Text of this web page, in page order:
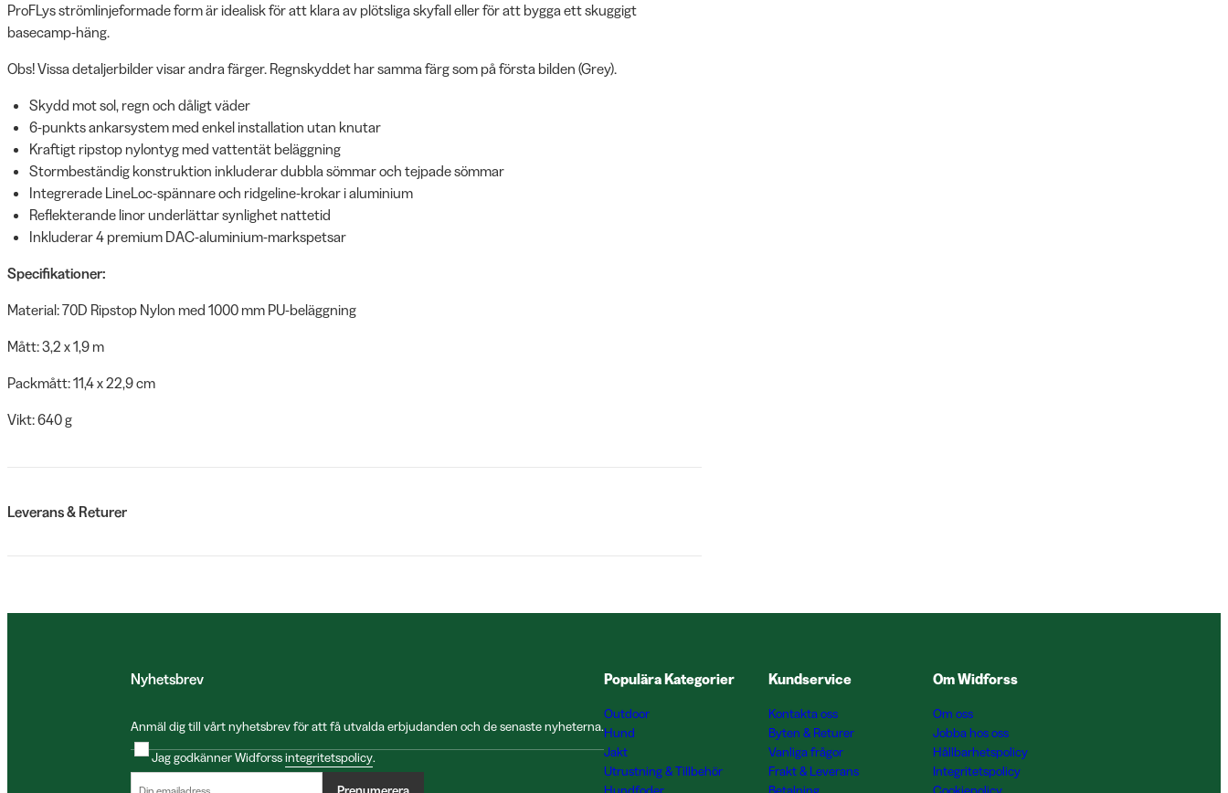
ProFLys strömlinjeformade form är idealisk för att klara av plötsliga skyfall eller för att bygga ett skuggigt
basecamp-häng.
Obs! Vissa detaljerbilder visar andra färger. Regnskyddet har samma färg som på första bilden (Grey).
Skydd mot sol, regn och dåligt väder
6-punkts ankarsystem med enkel installation utan knutar
Kraftigt ripstop nylontyg med vattentät beläggning
Stormbeständig konstruktion inkluderar dubbla sömmar och tejpade sömmar
Integrerade LineLoc-spännare och ridgeline-krokar i aluminium
Reflekterande linor underlättar synlighet nattetid
Inkluderar 4 premium DAC-aluminium-markspetsar
Specifikationer:
Material: 70D Ripstop Nylon med 1000 mm PU-beläggning
Mått: 3,2 x 1,9 m
Packmått: 11,4 x 22,9 cm
Vikt: 640 g
Leverans & Returer
Nyhetsbrev
Anmäl dig till vårt nyhetsbrev för att få utvalda erbjudanden och de senaste nyheterna.
Jag godkänner Widforssintegritetspolicy.
Populära Kategorier
Outdoor
Hund
Jakt
Utrustning & Tillbehör
Kundservice
Kontakta oss
Byten & Returer
Vanliga frågor
Frakt & Leverans
Om Widforss
Om oss
Jobba hos oss
Hållbarhetspolicy
Integritetspolicy